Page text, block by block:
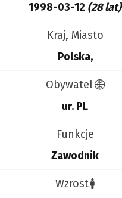
1998-03-12 (28 lat)
Kraj, Miasto
Polska,
Obywatel
ur. PL
Funkcje
Zawodnik
Wzrost